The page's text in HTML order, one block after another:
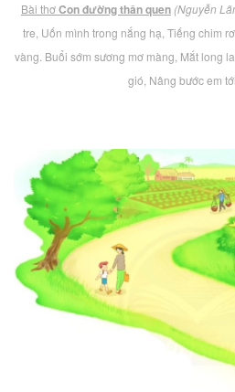
Bài thơCon đường thân quen (Nguyễn
tre, Uốn mình trong nắng hạ, Tiếng chim
vàng. Buổi sớm sương mơ màng, Mắt long
gió, Nâng bước em